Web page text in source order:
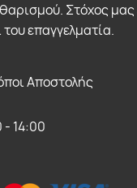
Στόχος μας
επαγγελματία.
Αποστολής
- 14:00